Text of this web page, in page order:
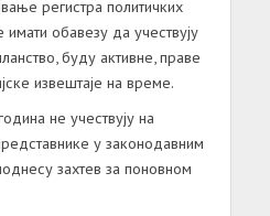
регистра политичких
имати обавезу да учествују
буду активне, праве
извештаје на време.
не учествују на
у законодавним
захтев за поновном